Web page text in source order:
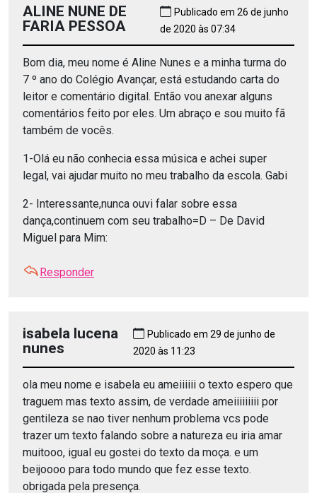
ALINE NUNE DE
FARIA PESSOA
Publicado em 26 de junho
de 2020 às 07:34
Bom dia, meu nome é Aline Nunes e a minha turma do
7 º ano do Colégio Avançar, está estudando carta do
leitor e comentário digital. Então vou anexar alguns
comentários feito por eles. Um abraço e sou muito fã
também de vocês.
1-Olá eu não conhecia essa música e achei super
legal, vai ajudar muito no meu trabalho da escola. Gabi
2- Interessante,nunca ouvi falar sobre essa
dança,continuem com seu trabalho=D – De David
Miguel para Mim:
Responder
isabela lucena
nunes
Publicado em 29 de junho de
2020 às 11:23
ola meu nome e isabela eu ameiiiiii o texto espero que
traguem mas texto assim, de verdade ameiiiiiiiii por
gentileza se nao tiver nenhum problema vcs pode
trazer um texto falando sobre a natureza eu iria amar
muitooo, igual eu gostei do texto da moça. e um
beijoooo para todo mundo que fez esse texto.
obrigada pela presença.